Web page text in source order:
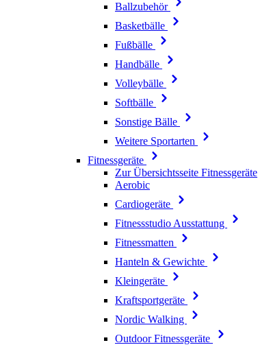
Ballzubehör
Basketbälle
Fußbälle
Handbälle
Volleybälle
Softbälle
Sonstige Bälle
Weitere Sportarten
Fitnessgeräte
Zur Übersichtsseite Fitnessgeräte
Aerobic
Cardiogeräte
Fitnessstudio Ausstattung
Fitnessmatten
Hanteln & Gewichte
Kleingeräte
Kraftsportgeräte
Nordic Walking
Outdoor Fitnessgeräte